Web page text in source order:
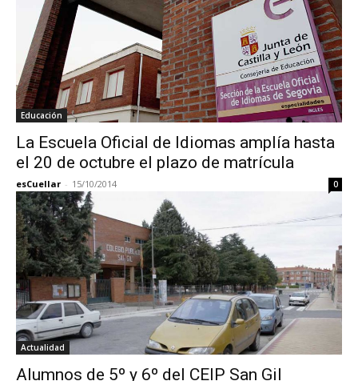
Educación
La Escuela Oficial de Idiomas amplía hasta
el 20 de octubre el plazo de matrícula
esCuellar - 15/10/2014 0
Actualidad
Alumnos de 5º y 6º del CEIP San Gil